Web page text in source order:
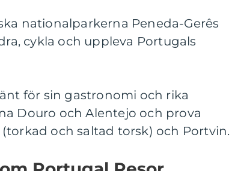
nationalparkerna Peneda-Gerês
cykla och uppleva Portugals
för sin gastronomi och rika
Douro och Alentejo och prova
och saltad torsk) och Portvin.